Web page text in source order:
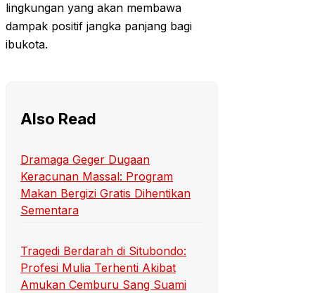
lingkungan yang akan membawa
dampak positif jangka panjang bagi
ibukota.
Also Read
Dramaga Geger Dugaan
Keracunan Massal: Program
Makan Bergizi Gratis Dihentikan
Sementara
Tragedi Berdarah di Situbondo:
Profesi Mulia Terhenti Akibat
Amukan Cemburu Sang Suami